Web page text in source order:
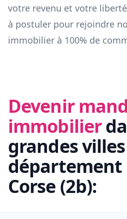
votre revenu et votre
à postuler pour rejoindre
immobilier à 100% de
Devenir
immobilier
grandes
département
Corse (2b):